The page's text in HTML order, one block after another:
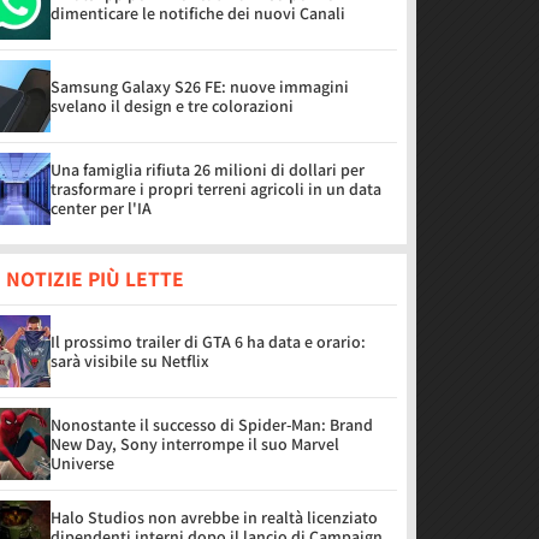
dimenticare le notifiche dei nuovi Canali
Samsung Galaxy S26 FE: nuove immagini
svelano il design e tre colorazioni
Una famiglia rifiuta 26 milioni di dollari per
trasformare i propri terreni agricoli in un data
center per l'IA
NOTIZIE PIÙ LETTE
Il prossimo trailer di GTA 6 ha data e orario:
sarà visibile su Netflix
Nonostante il successo di Spider-Man: Brand
New Day, Sony interrompe il suo Marvel
Universe
Halo Studios non avrebbe in realtà licenziato